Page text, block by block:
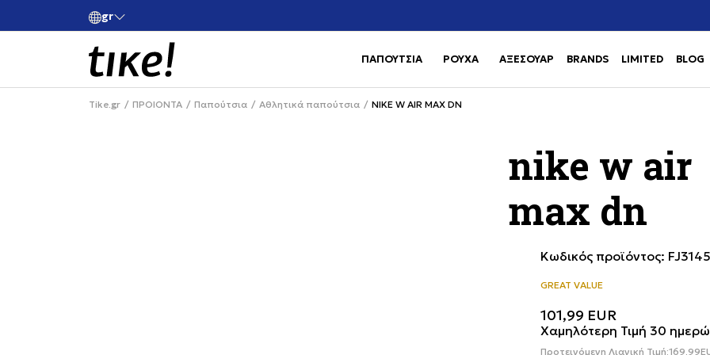
grΚάνε εγγραφή και κέρδισε -10% στην πρώτη σου αγορά
ΠΑΠΟΥΤΣΙΑ Use shift+Enter to open or close
ΡΟΥΧΑ Use shift+Enter to open or close
ΑΞΕΣΟΥΑΡ BRANDS LIMITED BLOG
Tike.gr ΠΡΟΙΟΝΤΑ Παπούτσια Αθλητικά παπούτσια NIKE W AIR MAX DN
nike w air
max dn
Κωδικός προϊόντος:
GREAT VALUE
101,99 EUR
Χαμηλότερη Τιμή 30
Προτεινόμενη Λιανική Τιμή:169,99